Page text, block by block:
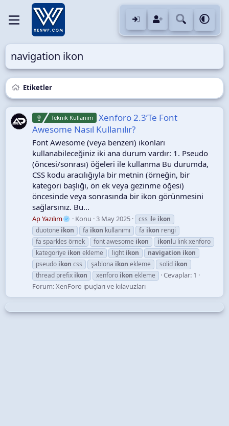
navigation ikon
Etiketler
Teknik Kullanım
Xenforo 2.3’Te Font
Awesome Nasıl Kullanılır?
Font Awesome (veya benzeri) ikonları
kullanabileceğiniz iki ana durum vardır: 1. Pseudo
(öncesi/sonrası) öğeleri ile kullanma Bu durumda,
CSS kodu aracılığıyla bir metnin (örneğin, bir
kategori başlığı, ön ek veya gezinme öğesi)
öncesinde veya sonrasında bir ikon görünmesini
sağlarsınız. Bu...
Ap Yazılım Konu 3 May 2025 css ile ikon
duotone ikon fa ikon kullanımı fa ikon rengi
fa sparkles örnek
font awesome ikon ikonlu link xenforo
kategoriye ikon ekleme light ikon navigation ikon
pseudo ikon css şablona ikon ekleme solid ikon
thread prefix ikon xenforo ikon ekleme
Cevaplar: 1
Forum:XenForo ipuçları ve kılavuzları